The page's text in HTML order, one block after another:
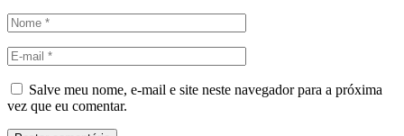
Salve meu nome, e-mail e site neste navegador para a próxima
vez que eu comentar.